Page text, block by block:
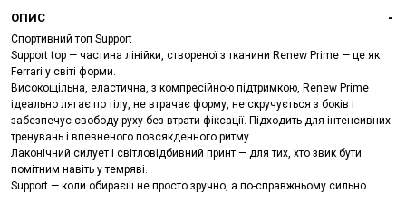
ОПИС
Спортивний топ Support
Support top — частина лінійки, створеної з тканини Renew Prime — це як
Ferrari у світі форми.
Високощільна, еластична, з компресійною підтримкою, Renew Prime
ідеально лягає по тілу, не втрачає форму, не скручується з боків і
забезпечує свободу руху без втрати фіксації. Підходить для інтенсивних
тренувань і впевненого повсякденного ритму.
Лаконічний силует і світловідбивний принт — для тих, хто звик бути
помітним навіть у темряві.
Support — коли обираєш не просто зручно, а по-справжньому сильно.